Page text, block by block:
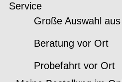
Service
Große Auswahl
Beratung vor Ort
Probefahrt vor Ort